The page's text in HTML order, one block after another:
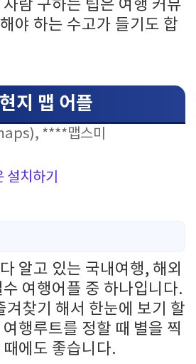
람 구하는 팁은 여행 커뮤
야 하는 수고가 들기도 합
지 맵 어플
****맵스미
치하기
알고 있는 국내여행, 해외
여행어플 중 하나입니다.
겨찾기 해서 한눈에 보기 할
행루트를 정할 때 별을 찍
에도 좋습니다.